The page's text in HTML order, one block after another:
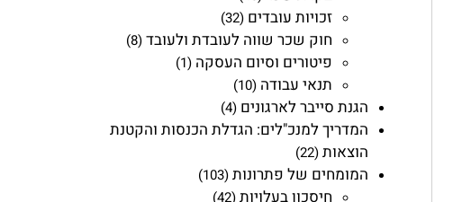
זכויות עובדים (32)
חוק שכר שווה לעובדת ולעובד(8)
פיטורים וסיום העסקה (1)
תנאי עבודה (10)
הגנת סייבר לארגונים (4)
המדריך למנכ"לים: הגדלת הכנסות והקטנת
הוצאות(22)
המומחים של פתרונות(103)
חיסכון בעלויות(42)